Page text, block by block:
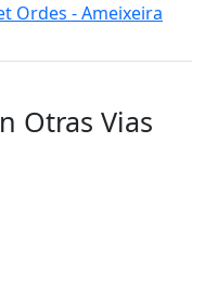
Ordes - Ameixeira
Otras Vias